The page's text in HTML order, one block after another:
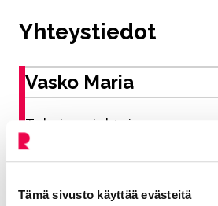
Tämä sivusto käyttää evästeitä
Yhteystiedot
Vasko Maria
Tekninen johtaja
Tekninen toimiala
040 860 9882